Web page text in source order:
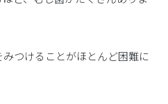
つけることがほとんど困難に